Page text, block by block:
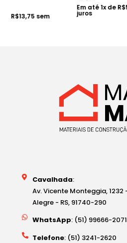
5,50sem
juros
Cavalhada:
Av. Vicente Monteggia,
Alegre - RS, 91740-290
WhatsApp: (51) 99666-2071
Telefone: (51) 3241-2620